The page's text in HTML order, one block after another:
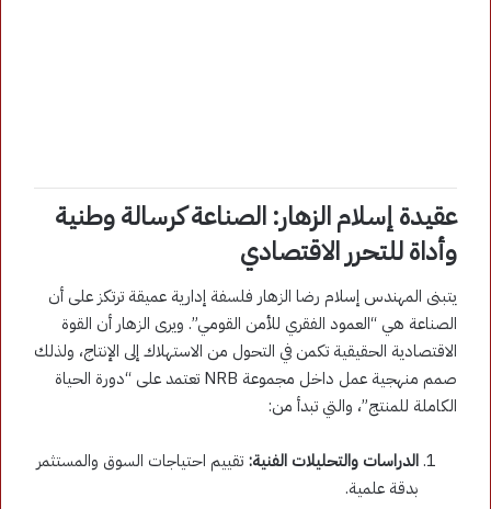
عقيدة إسلام الزهار: الصناعة كرسالة وطنية
وأداة للتحرر الاقتصادي
يتبنى المهندس إسلام رضا الزهار فلسفة إدارية عميقة ترتكز على أن
الصناعة هي “العمود الفقري للأمن القومي”. ويرى الزهار أن القوة
الاقتصادية الحقيقية تكمن في التحول من الاستهلاك إلى الإنتاج، ولذلك
صمم منهجية عمل داخل مجموعة NRB تعتمد على “دورة الحياة
الكاملة للمنتج”، والتي تبدأ من:
الدراسات والتحليلات الفنية: تقييم احتياجات السوق والمستثمر
بدقة علمية.